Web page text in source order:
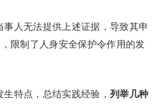
人无法提供上述证据，导致其申
限制了人身安全保护令作用的发
特点，总结实践经验， 列举几种